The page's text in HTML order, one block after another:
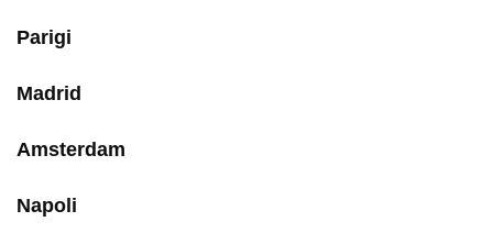
Parigi
Madrid
Amsterdam
Napoli